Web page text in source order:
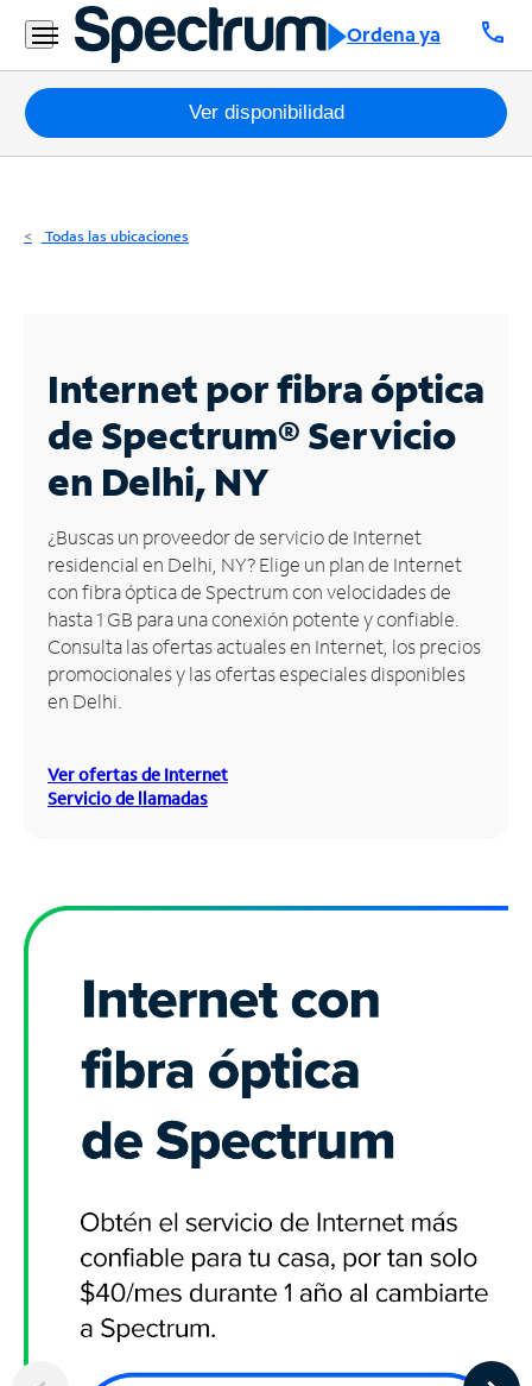
Ordena ya call
Residencial
Business
Paquetes
Internet
Business
Contáctanos
Inglés
Administrar
cuenta
Encuentra
una
tienda
Ver disponibilidad
Todas las ubicaciones
Internet por fibra óptica
de Spectrum®Servicio
en Delhi, NY
¿Buscas un proveedor de servicio de Internet
residencial en Delhi, NY? Elige un plan de Internet
con fibra óptica de Spectrum con velocidades de
hasta 1 GB para una conexión potente y confiable.
Consulta las ofertas actuales en Internet, los precios
promocionales y las ofertas especiales disponibles
en Delhi.
Ver ofertas de Internet
Servicio de llamadas